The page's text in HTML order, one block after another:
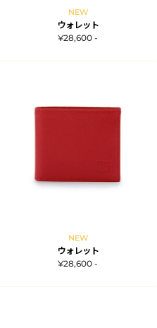
NEW
ウォレット
¥28,600 -
NEW
ウォレット
¥28,600 -